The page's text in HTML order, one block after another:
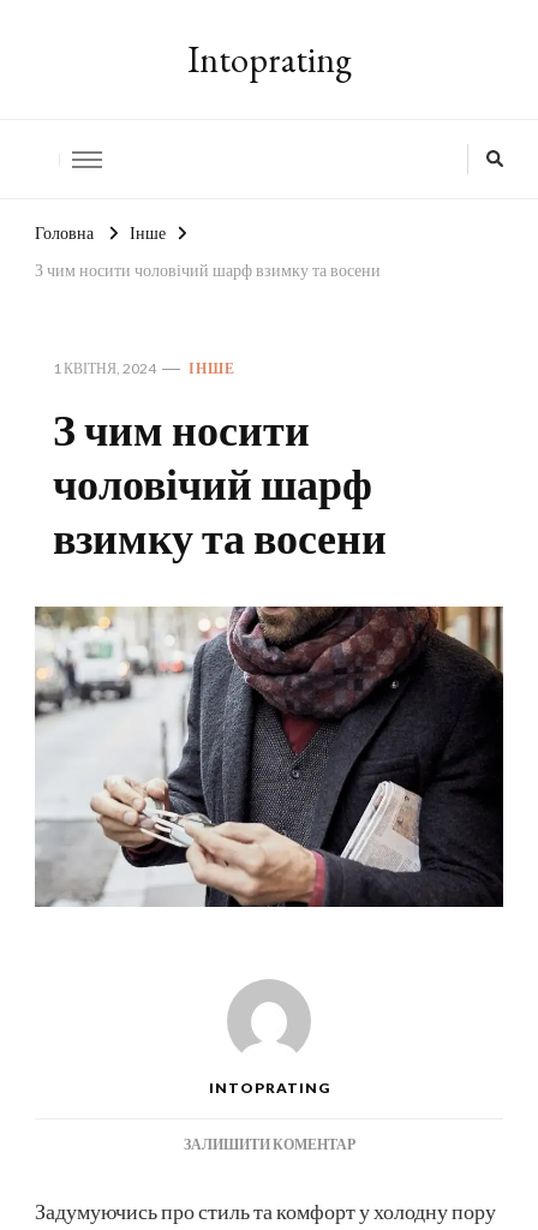
Intoprating
Головна
Інше
З чим носити чоловічий шарф взимку та восени
1 КВІТНЯ, 2024 ІНШЕ
З чим носити
чоловічий шарф
взимку та восени
INTOPRATING
ЗАЛИШИТИ КОМЕНТАРДО
НОСИТИ
Задумуючись про стиль та комфорт у холодну пору